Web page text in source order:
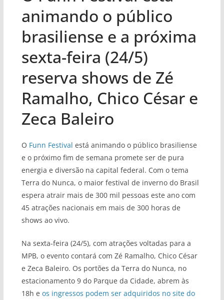
animando o público
brasiliense e a próxima
sexta-feira (24/5)
reserva shows de Zé
Ramalho, Chico César e
Zeca Baleiro
O Funn Festival está animando o público brasiliense
e o próximo fim de semana promete ser de pura
energia e diversão na capital federal. Com o tema
Terra do Nunca, o maior festival de inverno do Brasil
espera atrair mais de 300 mil pessoas este ano com
45 atrações nacionais em mais de 300 horas de
shows ao vivo.
Na sexta-feira (24/5), com atrações voltadas para a
MPB, o evento contará com Zé Ramalho, Chico César
e Zeca Baleiro. Os portões da Terra do Nunca, no
estacionamento 9 do Parque da Cidade, abrem às
18h e os ingressos podem ser adquiridos no site do